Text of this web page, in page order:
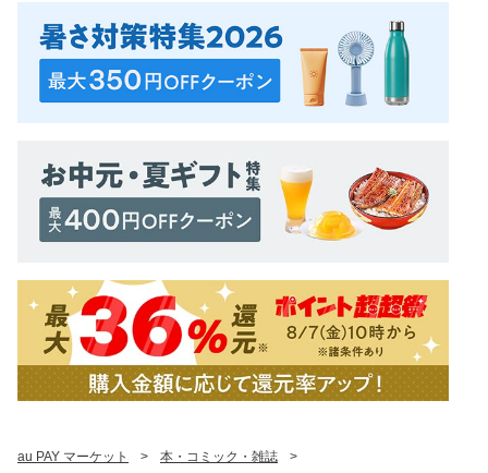
au PAY マーケット > 本・コミック・雑誌
>